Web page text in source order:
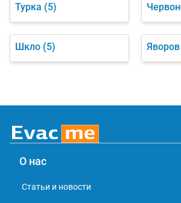
Турка (5)
Шкло (5) Яворов
О нас
Статьи и новости